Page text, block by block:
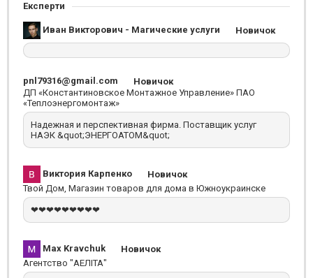
Експерти
Иван Викторович - Магические услуги Новичок
pnl79316@gmail.com
Новичок
ДП «Константиновское Монтажное Управление» ПАО
«Теплоэнергомонтаж»
Надежная и перспективная фирма. Поставщик услуг
НАЭК &quot;ЭНЕРГОАТОМ&quot;
Виктория Карпенко
Новичок
Твой Дом, Магазин товаров для дома в Южноукраинске
❤❤❤❤❤❤❤❤❤
Max Kravchuk
Новичок
Агентство "АЕЛІТА"